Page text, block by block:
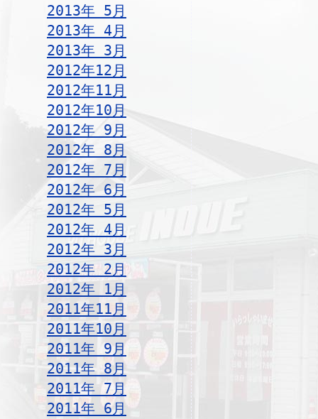
2013年 5月
2013年 4月
2013年 3月
2012年12月
2012年11月
2012年10月
2012年 9月
2012年 8月
2012年 7月
2012年 6月
2012年 5月
2012年 4月
2012年 3月
2012年 2月
2012年 1月
2011年11月
2011年10月
2011年 9月
2011年 8月
2011年 7月
2011年 6月